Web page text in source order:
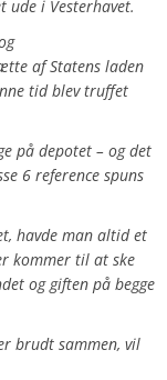
ude i Vesterhavet.
af Statens laden
tid blev truffet
på depotet – og det
6 reference spuns
havde man altid et
kommer til at ske
og giften på begge
brudt sammen, vil